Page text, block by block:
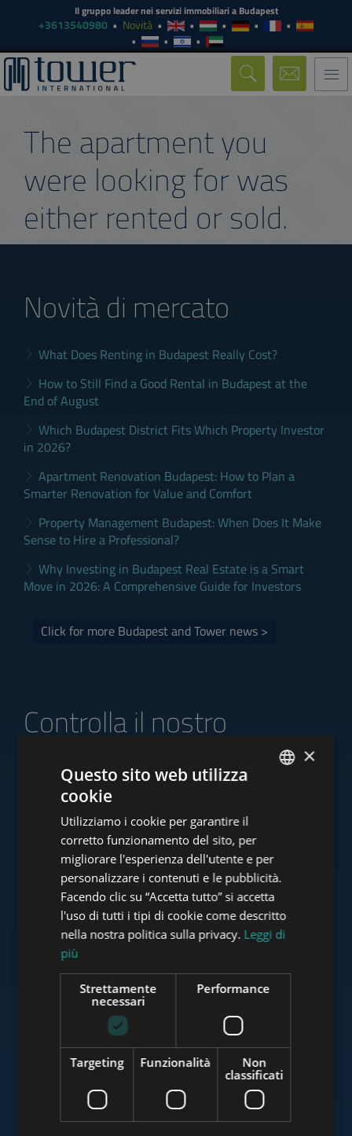
Il gruppo leader nei servizi immobiliari a Budapest
+3613540980 Novità
The apartment you
were looking for was
either rented or sold.
Novità di mercato
What Does Renting in Budapest Really Cost?
How to Still Find a Good Rental in Budapest at the
End of August
Which Budapest District Fits Which Property Investor
in 2026?
Apartment Renovation Budapest: How to Plan a
Smarter Renovation for Value and Comfort
Property Management Budapest: When Does It Make
Sense to Hire a Professional?
Why Investing in Budapest Real Estate is a Smart
Move in 2026: A Comprehensive Guide for Investors
Click for more Budapest and Tower news >
Controlla il nostro
www.tower-investments.com
www.towerassistance.com
www.budapestluxuryapartments.hu
FRENCH
ITALIAN
SPANISH
ARABIC
×
Questo sito web utilizza
cookie
Utilizziamo i cookie per garantire il
corretto funzionamento del sito, per
migliorare l'esperienza dell'utente e per
personalizzare i contenuti e le pubblicità.
Facendo clic su “Accetta tutto” si accetta
l'uso di tutti i tipi di cookie come descritto
nella nostra politica sulla privacy. Leggi di
più
Strettamente
necessari
Performance
Targeting Funzionalità
Non
classificati